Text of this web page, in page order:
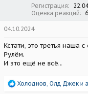
Регистрация
Оценка реакций
04.10.2024
Кстати, это третья наша
Рулём.
И это ещё не всё...
Р
Холоднов Олд Джек и